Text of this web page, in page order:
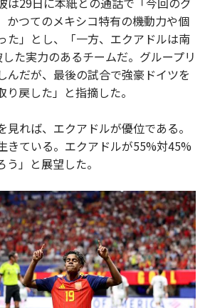
かつてのメキシコ特有の機動力や個
た」とし、「一方、エクアドルは南
た実力のあるチームだ。グループリ
んだが、最後の試合で強豪ドイツを
戻した」と指摘した。
見れば、エクアドルが優位である。
きている。エクアドルが55%対45%
」と展望した。